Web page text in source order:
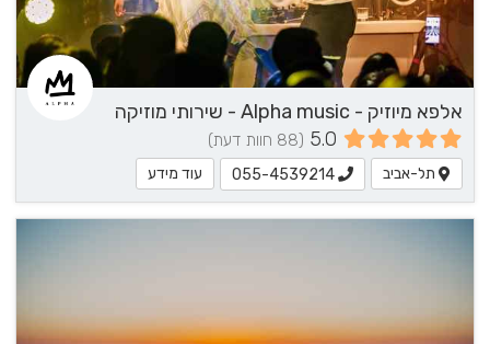
אלפא מיוזיק - Alpha music - שירותי מוזיקה
5.0 (88 חוות דעת)
תל-אביב 055-4539214 עוד מידע